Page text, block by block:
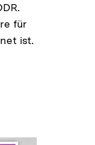
für
ist.